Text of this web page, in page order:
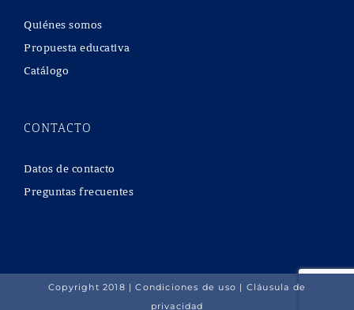
Quiénes somos
Propuesta educativa
Catálogo
CONTACTO
Datos de contacto
Preguntas frecuentes
Copyright 2018 |Condiciones de uso | Cláusula de
privacidad